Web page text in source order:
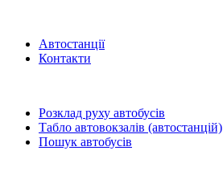
Автостанції
Контакти
Розклад руху автобусів
Табло автовокзалів (автостанцій)
Пошук автобусів